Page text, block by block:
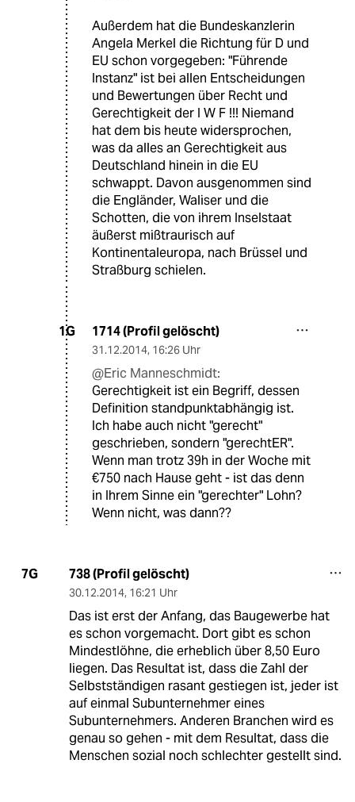
Außerdem hat die Bundeskanzlerin
Angela Merkel die Richtung für D und
EU schon vorgegeben: "Führende
Instanz" ist bei allen Entscheidungen
und Bewertungen über Recht und
Gerechtigkeit der I W F !!! Niemand
hat dem bis heute widersprochen,
was da alles an Gerechtigkeit aus
Deutschland hinein in die EU
schwappt. Davon ausgenommen sind
die Engländer, Waliser und die
Schotten, die von ihrem Inselstaat
äußerst mißtraurisch auf
Kontinentaleuropa, nach Brüssel und
Straßburg schielen.
1G 1714 (Profil gelöscht)
31.12.2014, 16:26 Uhr
@Eric Manneschmidt:
Gerechtigkeit ist ein Begriff, dessen
Definition standpunktabhängig ist.
Ich habe auch nicht "gerecht"
geschrieben, sondern "gerechtER".
Wenn man trotz 39h in der Woche mit
€750 nach Hause geht - ist das denn
in Ihrem Sinne ein "gerechter" Lohn?
Wenn nicht, was dann??
7G 738 (Profil gelöscht)
30.12.2014, 16:21 Uhr
Das ist erst der Anfang, das Baugewerbe hat
es schon vorgemacht. Dort gibt es schon
Mindestlöhne, die erheblich über 8,50 Euro
liegen. Das Resultat ist, dass die Zahl der
Selbstständigen rasant gestiegen ist, jeder ist
auf einmal Subunternehmer eines
Subunternehmers. Anderen Branchen wird es
genau so gehen - mit dem Resultat, dass die
Menschen sozial noch schlechter gestellt sind.